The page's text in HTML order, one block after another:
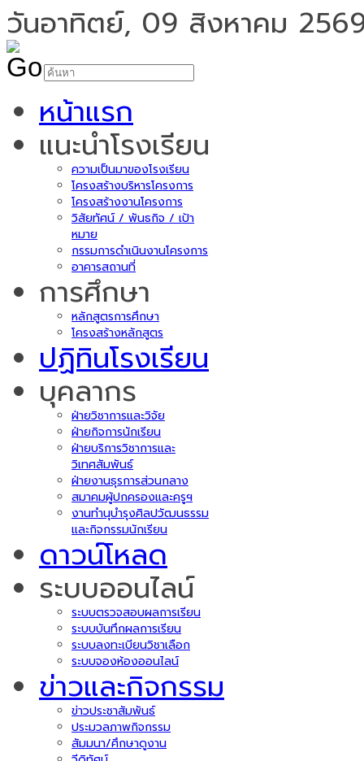
วันอาทิตย์, 09 สิงหาคม
หน้าแรก
แนะนำโรงเรียน
ความเป็นมาของโรงเรียน
โครงสร้างบริหารโครงการ
โครงสร้างงานโครงการ
วิสัยทัศน์ / พันธกิจ / เป้า
หมาย
กรรมการดำเนินงานโครงการ
อาคารสถานที่
การศึกษา
หลักสูตรการศึกษา
โครงสร้างหลักสูตร
ปฏิทินโรงเรียน
บุคลากร
ฝ่ายวิชาการและวิจัย
ฝ่ายกิจการนักเรียน
ฝ่ายบริการวิชาการและ
วิเทศสัมพันธ์
ฝ่ายงานธุรการส่วนกลาง
สมาคมผู้ปกครองและครูฯ
งานทำนุบำรุงศิลปวัฒนธรรม
และกิจกรรมนักเรียน
ดาวน์โหลด
ระบบออนไลน์
ระบบตรวจสอบผลการเรียน
ระบบบันทึกผลการเรียน
ระบบลงทะเบียนวิชาเลือก
ระบบจองห้องออนไลน์
ข่าวและกิจกรรม
ข่าวประชาสัมพันธ์
ประมวลภาพกิจกรรม
สัมมนา/ศึกษาดูงาน